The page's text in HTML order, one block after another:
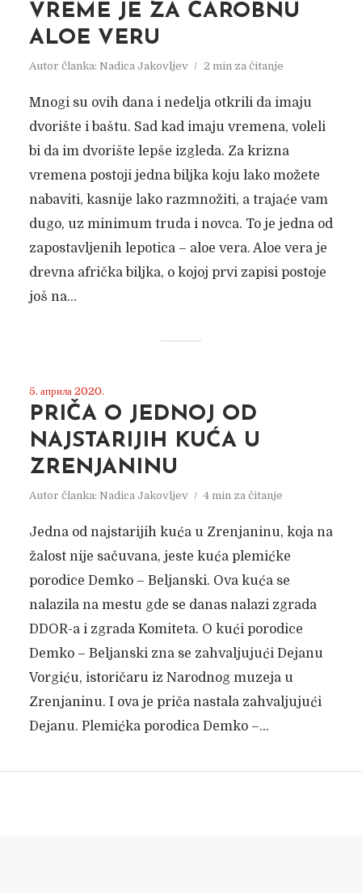
VREME JE ZA ČAROBNU
ALOE VERU
Autor članka: Nadica Jakovljev 2 min za čitanje
Mnogi su ovih dana i nedelja otkrili da imaju
dvorište i baštu. Sad kad imaju vremena, voleli
bi da im dvorište lepše izgleda. Za krizna
vremena postoji jedna biljka koju lako možete
nabaviti, kasnije lako razmnožiti, a trajaće vam
dugo, uz minimum truda i novca. To je jedna od
zapostavljenih lepotica – aloe vera. Aloe vera je
drevna afrička biljka, o kojoj prvi zapisi postoje
još na...
5. априла 2020.
PRIČA O JEDNOJ OD
NAJSTARIJIH KUĆA U
ZRENJANINU
Autor članka: Nadica Jakovljev 4 min za čitanje
Jedna od najstarijih kuća u Zrenjaninu, koja na
žalost nije sačuvana, jeste kuća plemićke
porodice Demko – Beljanski. Ova kuća se
nalazila na mestu gde se danas nalazi zgrada
DDOR-a i zgrada Komiteta. O kući porodice
Demko – Beljanski zna se zahvaljujući Dejanu
Vorgiću, istoričaru iz Narodnog muzeja u
Zrenjaninu. I ova je priča nastala zahvaljujući
Dejanu. Plemićka porodica Demko –...